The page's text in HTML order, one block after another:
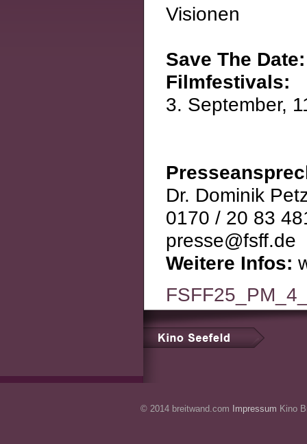
Visionen
Save The
Filmfestivals:
3. September,
Dr. Dominik
0170 / 20 83
presse@fsff.de
Weitere Infos:
© 2014 breitwand.com Impressum Kino